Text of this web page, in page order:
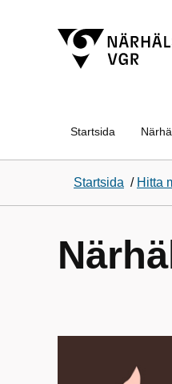
Startsida
Startsida / Hitta